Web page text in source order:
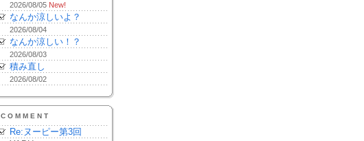
2026/08/05 New!
なんか涼しいよ？
2026/08/04
なんか涼しい！？
2026/08/03
積み直し
2026/08/02
COMMENT
Re:ヌーピー第3回